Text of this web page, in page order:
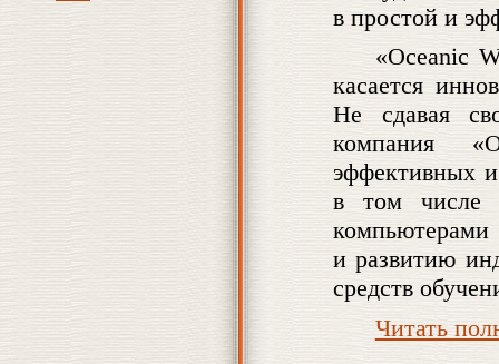
в простой и
«Oceanic
касается
Не сдавая
компания
эффективных
в том числе
и развитию
средств
Читать